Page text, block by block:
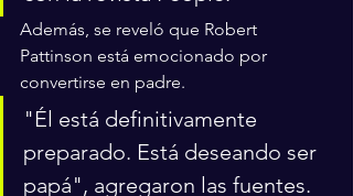
Además, se reveló que Robert
Pattinson está emocionado por
convertirse en padre.
"Él está definitivamente
preparado. Está deseando ser
papá", agregaron las fuentes.